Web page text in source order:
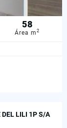
58
Área m2
DEL LILI 1P S/A